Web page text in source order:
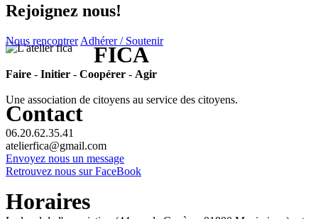
Rejoignez nous!
Nous rencontrer Adhérer / Soutenir
FICA
Faire - Initier - Coopérer - Agir
Une association de citoyens au service des citoyens.
Contact
06.20.62.35.41
atelierfica@gmail.com
Envoyez nous un message
Retrouvez nous sur FaceBook
Horaires